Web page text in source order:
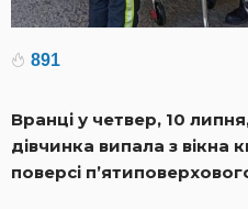
891
Вранці у четвер, 10
дівчинка випала з вікна
поверсі